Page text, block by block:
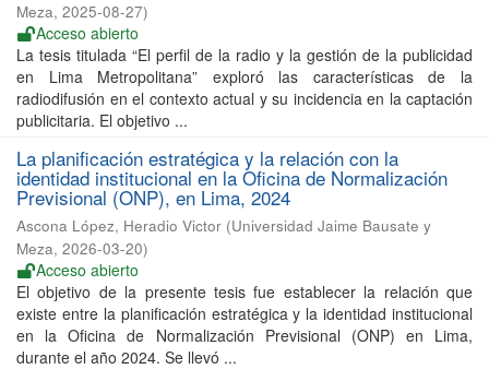
Meza, 2025-08-27)
Acceso abierto
La tesis titulada “El perfil de la radio y la gestión de la publicidad
en Lima Metropolitana” exploró las características de la
radiodifusión en el contexto actual y su incidencia en la captación
publicitaria. El objetivo ...
La planificación estratégica y la relación con la
identidad institucional en la Oficina de Normalización
Previsional (ONP), en Lima, 2024
Ascona López, Heradio Victor (Universidad Jaime Bausate y
Meza, 2026-03-20)
Acceso abierto
El objetivo de la presente tesis fue establecer la relación que
existe entre la planificación estratégica y la identidad institucional
en la Oficina de Normalización Previsional (ONP) en Lima,
durante el año 2024. Se llevó ...